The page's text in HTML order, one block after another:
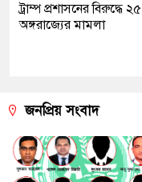
ট্রাম্প প্রশাসনের বিরুদ্ধে ২৫
অঙ্গরাজ্যের মামলা
জনপ্রিয় সংবাদ